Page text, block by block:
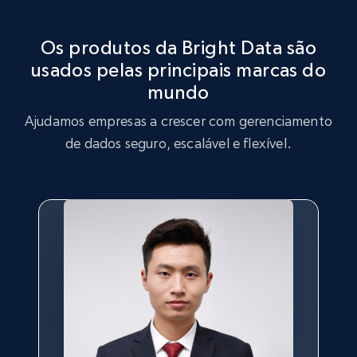
Comprar agora
tendências principais e preferências dos clientes.
Os produtos da Bright Data são
usados pelas principais marcas do
mundo
Ajudamos empresas a crescer com gerenciamento
de dados seguro, escalável e flexível.